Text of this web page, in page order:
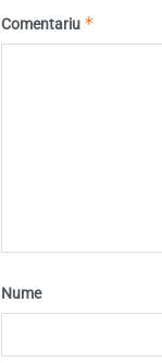
Comentariu *
Nume